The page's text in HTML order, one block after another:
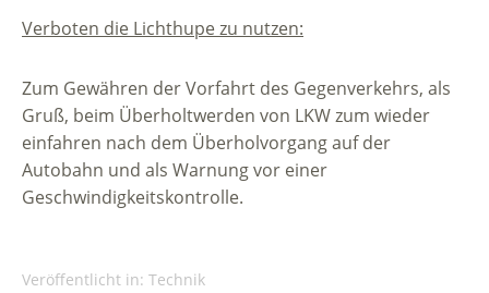
Verboten die Lichthupe zu nutzen:
Zum Gewähren der Vorfahrt des Gegenverkehrs, als
Gruß, beim Überholtwerden von LKW zum wieder
einfahren nach dem Überholvorgang auf der
Autobahn und als Warnung vor einer
Geschwindigkeitskontrolle.
Veröffentlicht in: Technik